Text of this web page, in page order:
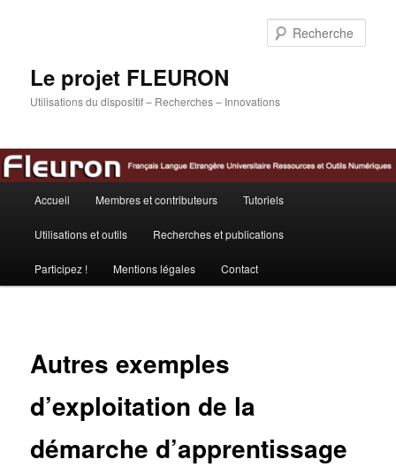
Le projet FLEURON
Utilisations du dispositif – Recherches – Innovations
Accueil Membres et contributeurs Tutoriels
Utilisations et outils Recherches et publications
Participez ! Mentions légales Contact
Autres exemples
d’exploitation de la
démarche d’apprentissage